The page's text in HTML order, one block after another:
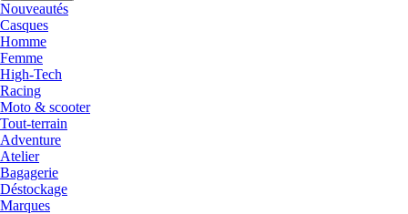
Nouveautés
Casques
Homme
Femme
High-Tech
Racing
Moto & scooter
Tout-terrain
Adventure
Atelier
Bagagerie
Déstockage
Marques